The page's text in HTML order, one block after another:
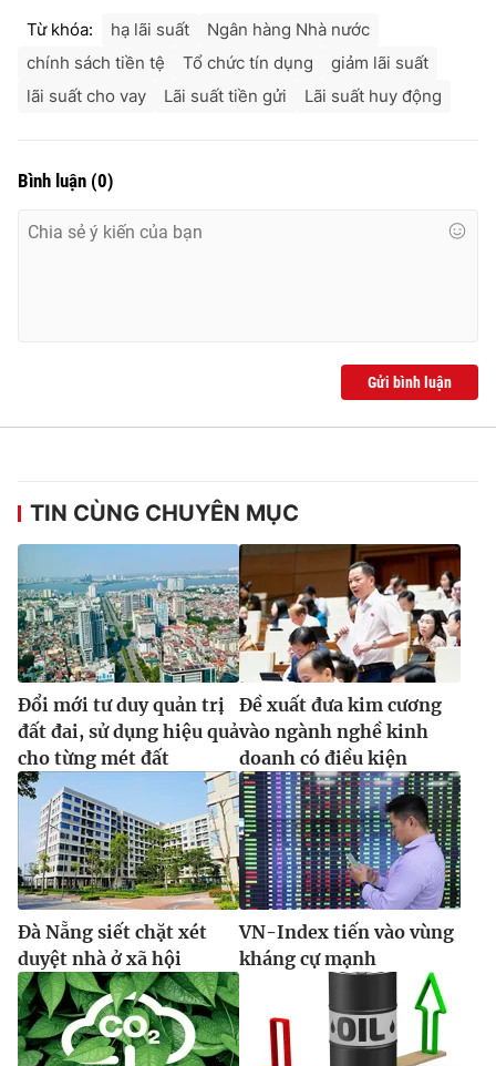
Từ khóa: hạ lãi suất
Ngân hàng Nhà nước
chính sách tiền tệ
Tổ chức tín dụng
giảm lãi suất
lãi suất cho vay
Lãi suất tiền gửi Lãi suất huy động
Bình luận (0)
Gửi bình luận
TIN CÙNG CHUYÊN MỤC
Đổi mới tư duy quản trị
đất đai, sử dụng hiệu quả
cho từng mét đất
Đề xuất đưa kim cương
vào ngành nghề kinh
doanh có điều kiện
Đà Nẵng siết chặt xét
duyệt nhà ở xã hội
VN-Index tiến vào vùng
kháng cự mạnh